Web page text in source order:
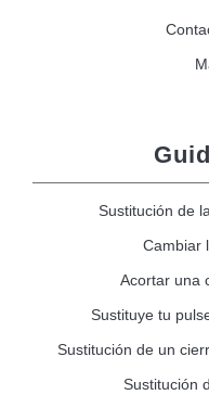
Sustitución de
Cambiar
Acortar una
Sustituye tu
Sustitución de un
Sustitución